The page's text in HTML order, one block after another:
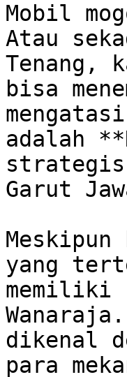
Mobil
Atau
Tenang,
bisa
adalah
strategis
Garut
yang
memiliki
dikenal
para